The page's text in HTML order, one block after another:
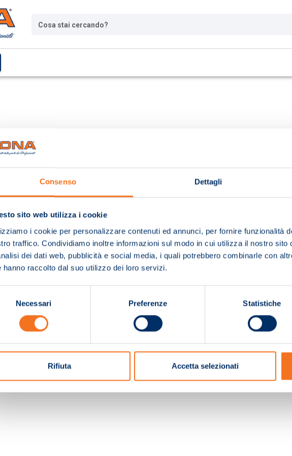
Consenso Dettagli
sito web utilizza i cookie
i cookie per personalizzare contenuti ed annunci, per fornire funzionalità
traffico. Condividiamo inoltre informazioni sul modo in cui utilizza il nostro
dei dati web, pubblicità e social media, i quali potrebbero combinarle con
hanno raccolto dal suo utilizzo dei loro servizi.
Necessari Preferenze Statistiche
Rifiuta Accetta selezionati
Cosa stai cercando?
51100 Pistoia - Cod.Fisc. e Registro Imprese Pistoia 01680210505 – R.E.A. n.155974 - Cap.Soc.